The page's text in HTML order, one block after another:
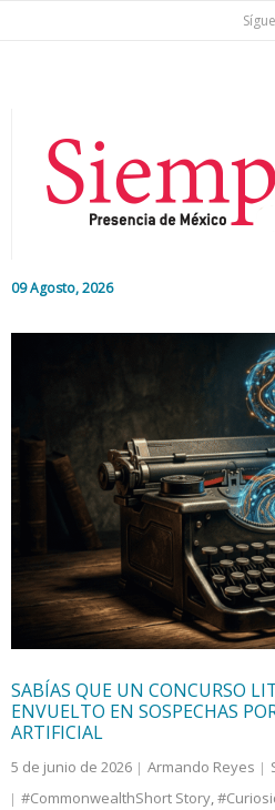
09 Agosto, 2026
Nacional
Colaboradores
Internacional
Cultura
SABÍAS QUE UN CONCURSO
ENVUELTO EN SOSPECHAS
ARTIFICIAL
5 de junio de 2026 Armando Reyes
#CommonwealthShort Story,